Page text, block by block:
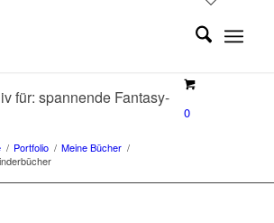
0
für: spannende Fantasy-
/ Portfolio / Meine Bücher /